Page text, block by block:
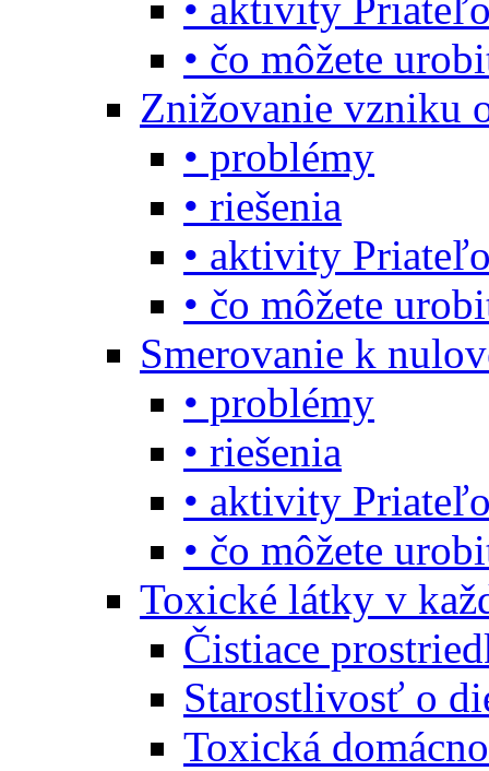
• čo môžete
Znižovanie vzniku
• problémy
• riešenia
• aktivity
• čo môžete
Smerovanie k
• problémy
• riešenia
• aktivity
• čo môžete
Toxické látky v
Čistiace
Starostlivosť o
Toxická